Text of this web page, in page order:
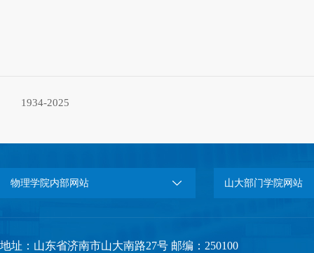
1934-2025
物理学院内部网站 山大部门学院网站
地址：山东省济南市山大南路27号 邮编：250100